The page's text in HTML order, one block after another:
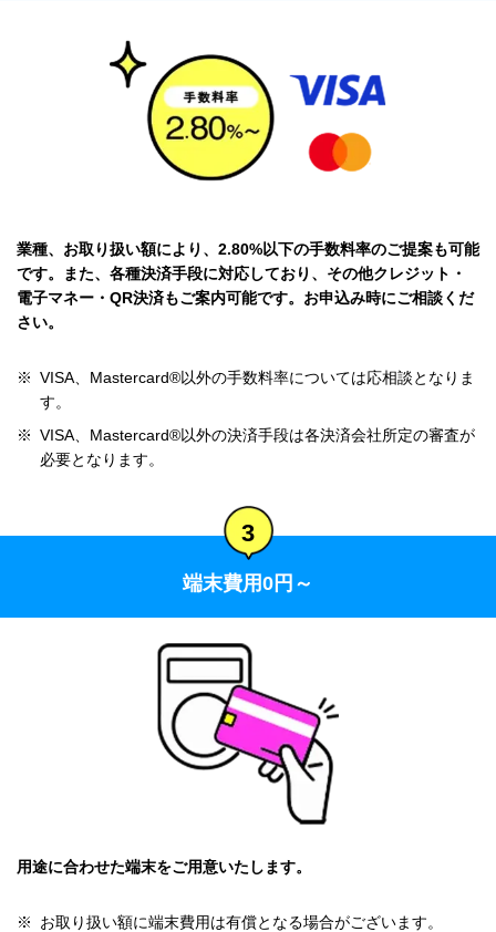
業種、お取り扱い額により、2.80%以下の手数料率のご提案も可能
です。また、各種決済手段に対応しており、その他クレジット・
電子マネー・QR決済もご案内可能です。お申込み時にご相談くだ
さい。
※ VISA、Mastercard®以外の手数料率については応相談となりま
す。
※ VISA、Mastercard®以外の決済手段は各決済会社所定の審査が
必要となります。
3
端末費用0円～
用途に合わせた端末をご用意いたします。
※ お取り扱い額に端末費用は有償となる場合がございます。